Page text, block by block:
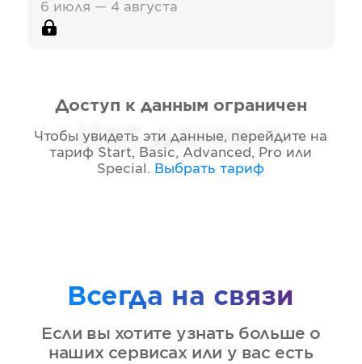
6 июля — 4 августа
Нет данных
Доступ к данным ограничен
Чтобы увидеть эти данные, перейдите на
тариф Start, Basic, Advanced, Pro или
Special . Выбрать тариф
Всегда на связи
Если вы хотите узнать больше о
наших сервисах или у вас есть